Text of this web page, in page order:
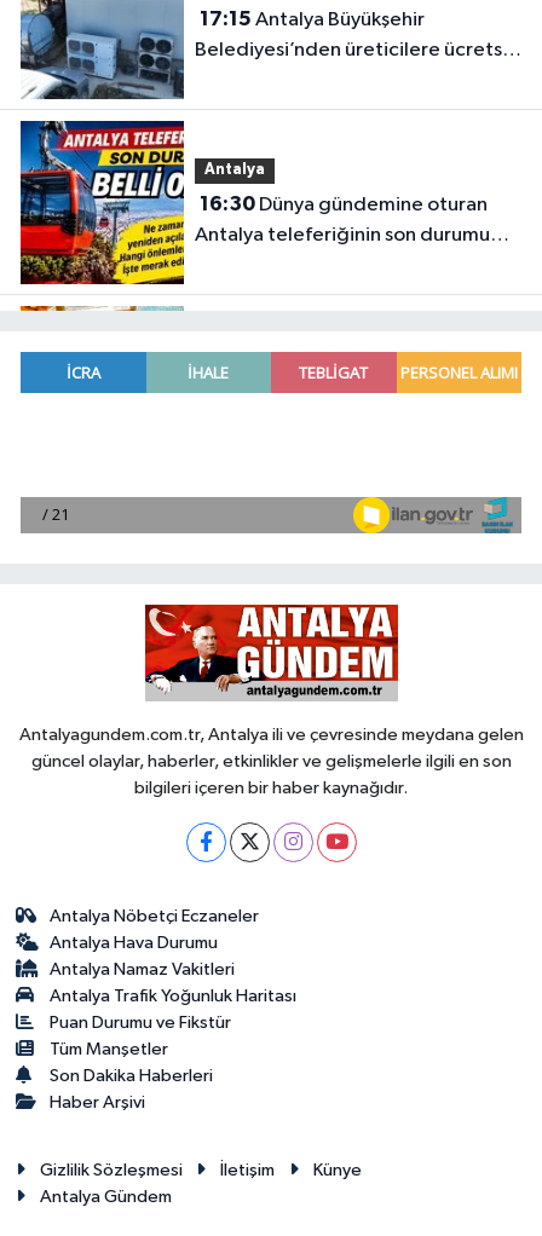
17:15
Belediyesi’nden üreticilere ücretsiz
Antalya
16:30Dünya gündemine oturan
Antalya teleferiğinin son durumu
Antalya
16:25Manavgat Belediyesi’nden
yeni başkan
Antalyagundem.com.tr, Antalya ili ve çevresinde meydana gelen
güncel olaylar, haberler, etkinlikler ve gelişmelerle ilgili en son
bilgileri içeren bir haber kaynağıdır.
Antalya Nöbetçi Eczaneler
Antalya Hava Durumu
Antalya Namaz Vakitleri
Antalya Trafik Yoğunluk Haritası
Puan Durumu ve Fikstür
Tüm Manşetler
Son Dakika Haberleri
Haber Arşivi
Gizlilik Sözleşmesi İletişim
Künye
Antalya Gündem